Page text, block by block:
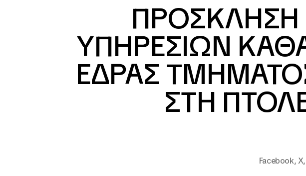
ΠΡΟΣΚΛΗΣΗ
ΥΠΗΡΕΣΙΩΝ
ΕΔΡΑΣ
ΣΤΗ
Facebook,X,